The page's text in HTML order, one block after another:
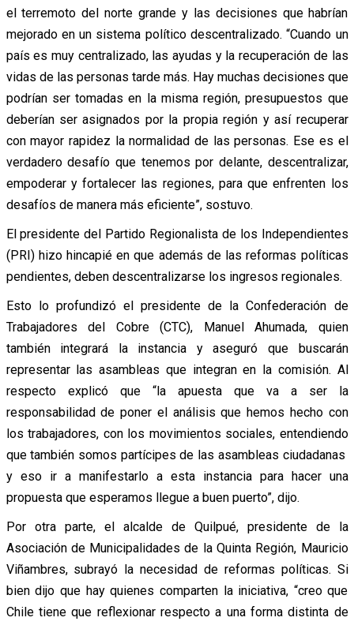
el terremoto del norte grande y las decisiones que habrían
mejorado en un sistema político descentralizado. “Cuando un
país es muy centralizado, las ayudas y la recuperación de las
vidas de las personas tarde más. Hay muchas decisiones que
podrían ser tomadas en la misma región, presupuestos que
deberían ser asignados por la propia región y así recuperar
con mayor rapidez la normalidad de las personas. Ese es el
verdadero desafío que tenemos por delante, descentralizar,
empoderar y fortalecer las regiones, para que enfrenten los
desafíos de manera más eficiente”, sostuvo.
El presidente del Partido Regionalista de los Independientes
(PRI) hizo hincapié en que además de las reformas políticas
pendientes, deben descentralizarse los ingresos regionales.
Esto lo profundizó el presidente de la Confederación de
Trabajadores del Cobre (CTC), Manuel Ahumada, quien
también integrará la instancia y aseguró que buscarán
representar las asambleas que integran en la comisión. Al
respecto explicó que
“la apuesta que va a ser la
responsabilidad de poner el análisis que hemos hecho con
los trabajadores, con los movimientos sociales, entendiendo
que también somos partícipes de las asambleas ciudadanas
y eso ir a manifestarlo a esta instancia para hacer una
propuesta que esperamos llegue a buen puerto”, dijo.
Por otra parte, el alcalde de Quilpué, presidente de la
Asociación de Municipalidades de la Quinta Región, Mauricio
Viñambres, subrayó la necesidad de reformas políticas. Si
bien dijo que hay quienes comparten la iniciativa, “creo que
Chile tiene que reflexionar respecto a una forma distinta de